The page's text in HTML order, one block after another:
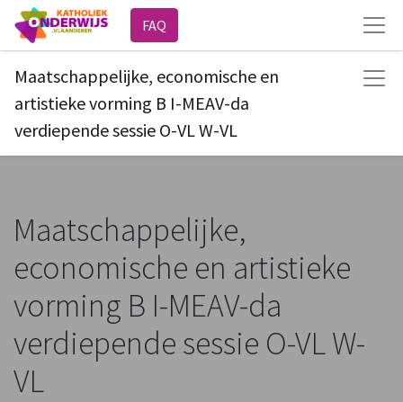
FAQ
Maatschappelijke, economische en
artistieke vorming B I-MEAV-da
verdiepende sessie O-VL W-VL
Maatschappelijke,
economische en artistieke
vorming B I-MEAV-da
verdiepende sessie O-VL W-
VL